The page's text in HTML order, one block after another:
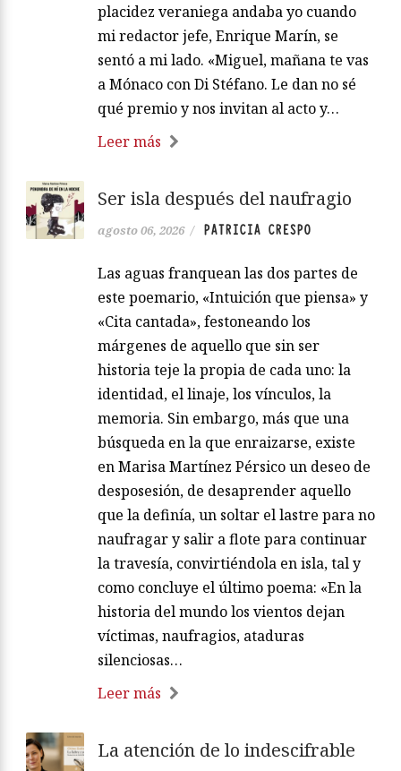
placidez veraniega andaba yo cuando
mi redactor jefe, Enrique Marín, se
sentó a mi lado. «Miguel, mañana te vas
a Mónaco con Di Stéfano. Le dan no sé
qué premio y nos invitan al acto y…
Leer más
Ser isla después del naufragio
agosto 06, 2026 / PATRICIA CRESPO
Las aguas franquean las dos partes de
este poemario, «Intuición que piensa» y
«Cita cantada», festoneando los
márgenes de aquello que sin ser
historia teje la propia de cada uno: la
identidad, el linaje, los vínculos, la
memoria. Sin embargo, más que una
búsqueda en la que enraizarse, existe
en Marisa Martínez Pérsico un deseo de
desposesión, de desaprender aquello
que la definía, un soltar el lastre para no
naufragar y salir a flote para continuar
la travesía, convirtiéndola en isla, tal y
como concluye el último poema: «En la
historia del mundo los vientos dejan
víctimas, naufragios, ataduras
silenciosas…
Leer más
La atención de lo indescifrable